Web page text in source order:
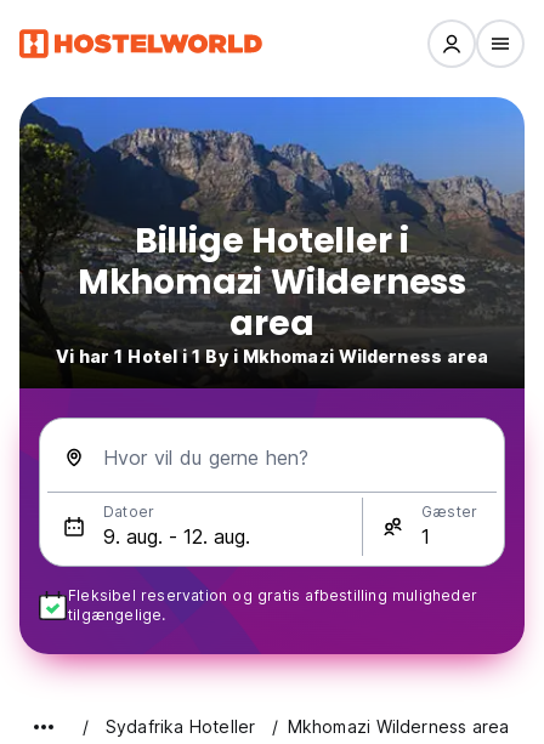
Billige Hoteller i
Mkhomazi Wilderness
area
Vi har 1 Hotel i 1 By i Mkhomazi Wilderness area
Hvor vil du gerne hen?
Datoer Gæster
Fleksibel reservation og gratis afbestilling muligheder
tilgængelige.
Sydafrika Hoteller Mkhomazi Wilderness area